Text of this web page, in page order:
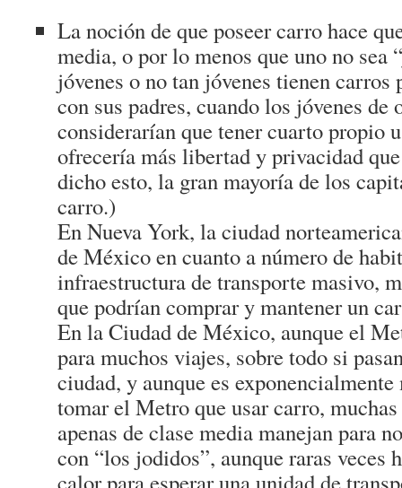
La noción de que poseer carro hace
media, o por lo menos que uno no sea
jóvenes o no tan jóvenes tienen carros
con sus padres, cuando los jóvenes de
considerarían que tener cuarto propio
ofrecería más libertad y privacidad
dicho esto, la gran mayoría de los
carro.)
En Nueva York, la ciudad
de México en cuanto a número de
infraestructura de transporte masivo,
que podrían comprar y mantener un
En la Ciudad de México, aunque el
para muchos viajes, sobre todo si
ciudad, y aunque es
tomar el Metro que usar carro, muchas
apenas de clase media manejan para
con “los jodidos”, aunque raras veces